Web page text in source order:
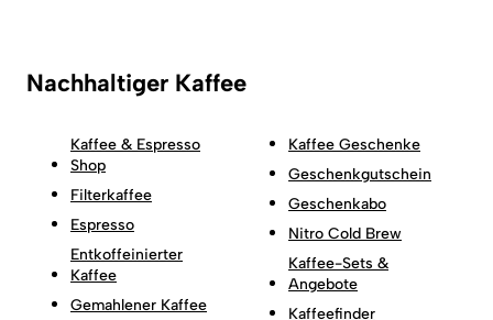
Nachhaltiger Kaffee
Kaffee & Espresso
Shop
Filterkaffee
Espresso
Entkoffeinierter
Kaffee
Gemahlener Kaffee
Kaffee Geschenke
Geschenkgutschein
Geschenkabo
Nitro Cold Brew
Kaffee-Sets &
Angebote
Kaffeefinder